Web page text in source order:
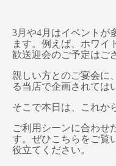
3月や4月はイベントが
ます。例えば、ホワイ
歓送迎会のご予定はご
親しい方とのご宴会に
る当店で企画されては
そこで本日は、これか
ご利用シーンに合わせ
す。ぜひこちらをご覧
役立てください。